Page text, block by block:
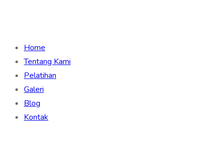
Home
Tentang Kami
Pelatihan
Galeri
Blog
Kontak